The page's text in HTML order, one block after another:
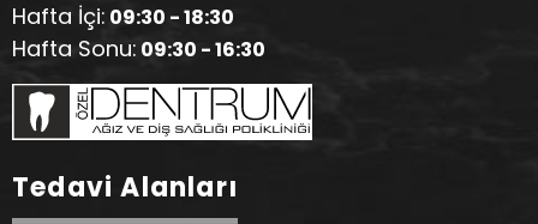
Hafta İçi: 09:30 - 18:30
Hafta Sonu: 09:30 - 16:30
Tedavi Alanları